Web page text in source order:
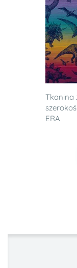
Tkanina
ERA